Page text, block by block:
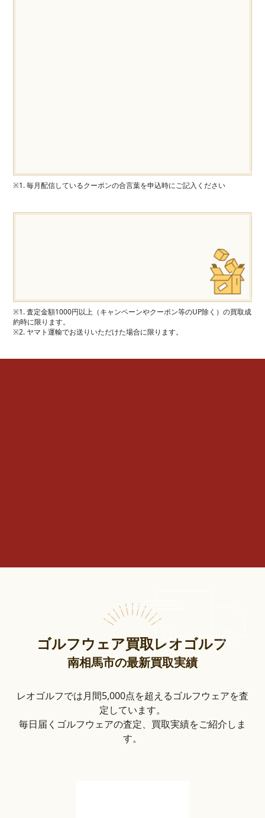
※1. 毎月配信しているクーポンの合言葉を申込時にご記入ください
※1. 査定金額1000円以上（キャンペーンやクーポン等のUP除く）の買取成
約時に限ります。
※2. ヤマト運輸でお送りいただけた場合に限ります。
ゴルフウェア買取レオゴルフ
南相馬市の最新買取実績
レオゴルフでは月間5,000点を超えるゴルフウェアを査
定しています。
毎日届くゴルフウェアの査定、買取実績をご紹介しま
す。